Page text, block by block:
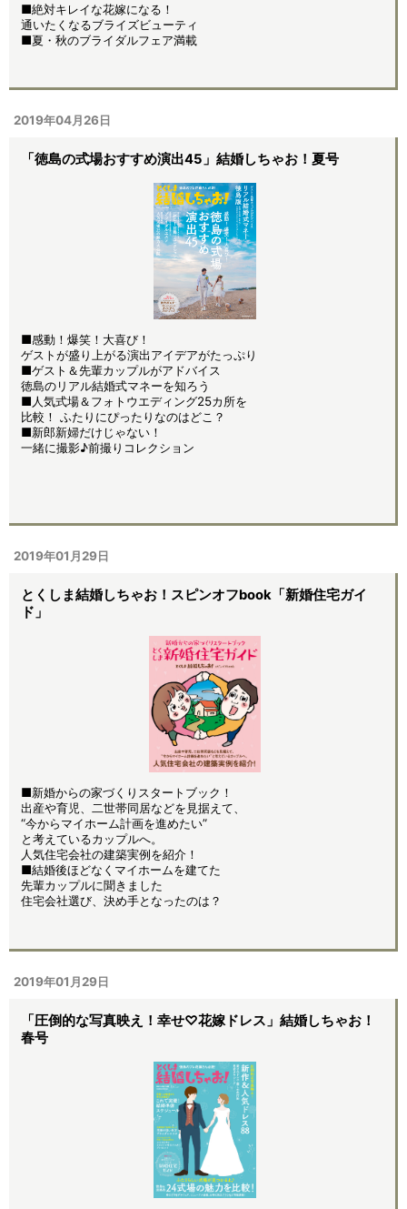
■絶対キレイな花嫁になる！
通いたくなるブライズビューティ
■夏・秋のブライダルフェア満載
2019年04月26日
「徳島の式場おすすめ演出45」結婚しちゃお！夏号
■感動！爆笑！大喜び！
ゲストが盛り上がる演出アイデアがたっぷり
■ゲスト＆先輩カップルがアドバイス
徳島のリアル結婚式マネーを知ろう
■人気式場＆フォトウエディング25カ所を
比較！ ふたりにぴったりなのはどこ？
■新郎新婦だけじゃない！
一緒に撮影♪前撮りコレクション
2019年01月29日
とくしま結婚しちゃお！スピンオフbook「新婚住宅ガイ
ド」
■新婚からの家づくりスタートブック！
出産や育児、二世帯同居などを見据えて、
“今からマイホーム計画を進めたい”
と考えているカップルへ。
人気住宅会社の建築実例を紹介！
■結婚後ほどなくマイホームを建てた
先輩カップルに聞きました
住宅会社選び、決め手となったのは？
2019年01月29日
「圧倒的な写真映え！幸せ♡花嫁ドレス」結婚しちゃお！
春号